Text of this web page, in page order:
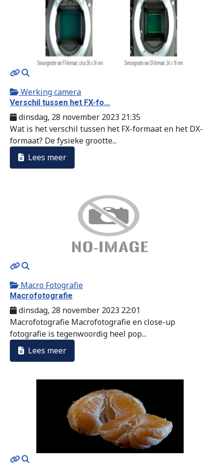
MOD_JTCS_VIEW_ARTICLE_LINK
Werking camera
Verschil tussen het FX-fo...
dinsdag, 28 november 2023 21:35
Wat is het verschil tussen het FX-formaat en het DX-
formaat? De fysieke grootte...
Lees meer
MOD_JTCS_VIEW_ARTICLE_LINK
Macro Fotografie
Macrofotografie
dinsdag, 28 november 2023 22:01
Macrofotografie Macrofotografie en close-up
fotografie is tegenwoordig heel pop...
Lees meer
MOD_JTCS_VIEW_ARTICLE_LINK